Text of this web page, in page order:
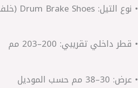
• نوع التيل: Drum Brake Shoes (خلفي)
• قطر داخلي تقريبي: 200–203 مم
• عرض: 30–38 مم حسب الموديل